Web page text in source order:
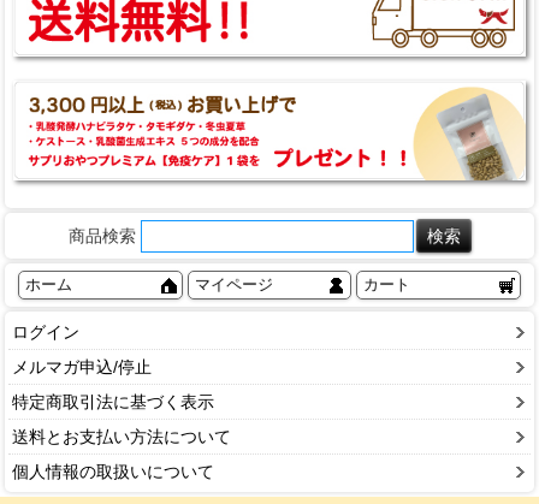
商品検索
ホーム マイページ カート
ログイン
メルマガ申込/停止
特定商取引法に基づく表示
送料とお支払い方法について
個人情報の取扱いについて